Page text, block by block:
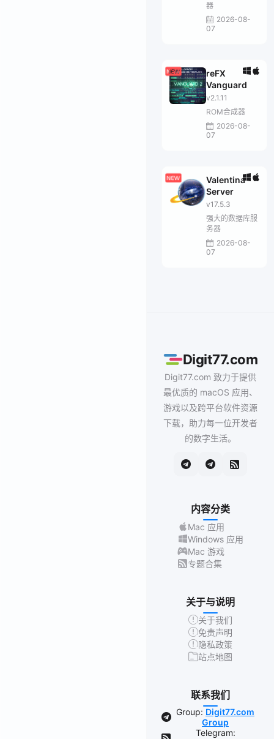
器
2026-08-
07
reFX
Vanguard
v2.1.11
ROM合成器
2026-08-
07
Valentina
Server
v17.5.3
强大的数据库服
务器
2026-08-
07
Digit77.com
Digit77.com 致力于提供
最优质的 macOS 应用、
游戏以及跨平台软件资源
下载，助力每一位开发者
的数字生活。
内容分类
Mac 应用
Windows 应用
Mac 游戏
专题合集
关于与说明
关于我们
免责声明
隐私政策
站点地图
联系我们
Group: Digit77.com
Group
Telegram: